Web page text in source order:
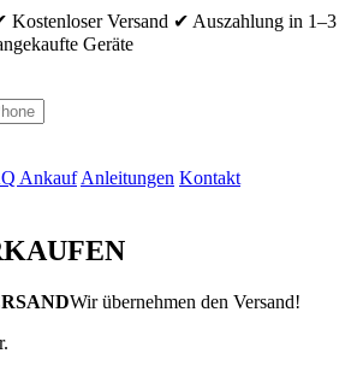
Kostenloser Versand ✔ Auszahlung in 1–3
Geräte
Ankauf Anleitungen Kontakt
Wir übernehmen den Versand!